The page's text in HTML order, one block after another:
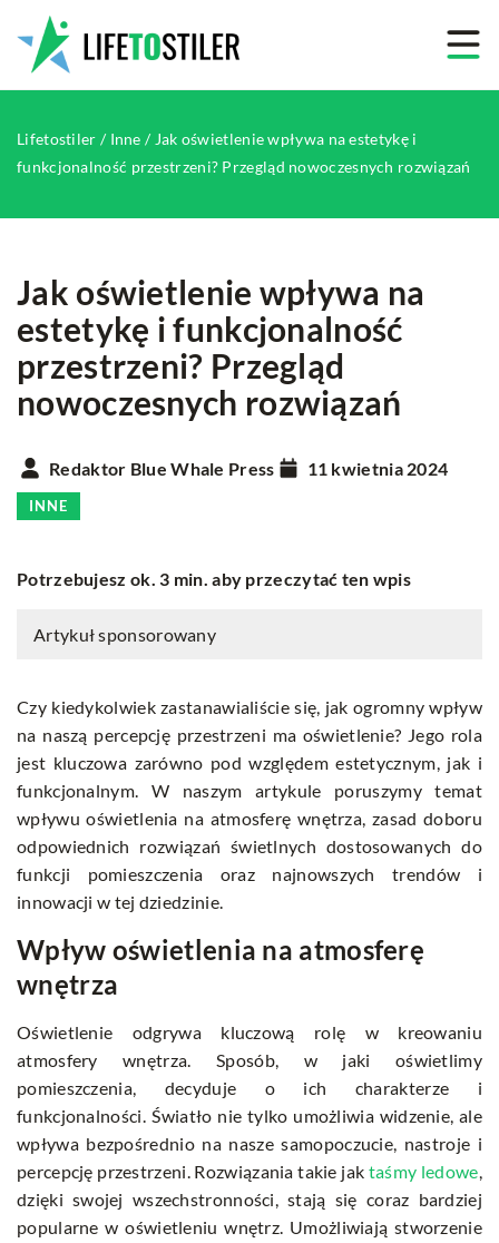
Lifetostiler / Inne / Jak oświetlenie wpływa na estetykę i
funkcjonalność przestrzeni? Przegląd nowoczesnych rozwiązań
Jak oświetlenie wpływa na
estetykę i funkcjonalność
przestrzeni? Przegląd
nowoczesnych rozwiązań
Redaktor Blue Whale Press 11 kwietnia 2024
INNE
Potrzebujesz ok. 3 min. aby przeczytać ten wpis
Artykuł sponsorowany
Czy kiedykolwiek zastanawialiście się, jak ogromny wpływ
na naszą percepcję przestrzeni ma oświetlenie? Jego rola
jest kluczowa zarówno pod względem estetycznym, jak i
funkcjonalnym. W naszym artykule poruszymy temat
wpływu oświetlenia na atmosferę wnętrza, zasad doboru
odpowiednich rozwiązań świetlnych dostosowanych do
funkcji pomieszczenia oraz najnowszych trendów i
innowacji w tej dziedzinie.
Wpływ oświetlenia na atmosferę
wnętrza
Oświetlenie odgrywa kluczową rolę w kreowaniu
atmosfery wnętrza. Sposób, w jaki oświetlimy
pomieszczenia, decyduje o ich charakterze i
funkcjonalności. Światło nie tylko umożliwia widzenie, ale
wpływa bezpośrednio na nasze samopoczucie, nastroje i
percepcję przestrzeni. Rozwiązania takie jak taśmy ledowe,
dzięki swojej wszechstronności, stają się coraz bardziej
popularne w oświetleniu wnętrz. Umożliwiają stworzenie